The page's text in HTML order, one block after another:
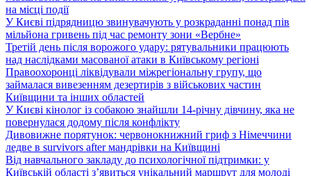
на місці події
У Києві підрядницю звинувачують у розкраданні понад пів
мільйона гривень під час ремонту зони «Вербне»
Третій день після ворожого удару: рятувальники працюють
над наслідками масованої атаки в Київському регіоні
Правоохоронці ліквідували міжрегіональну групу, що
займалася вивезенням дезертирів з військових частин
Київщини та інших областей
У Києві кінолог із собакою знайшли 14-річну дівчину, яка не
повернулася додому після конфлікту
Дивовижне порятунок: червонокнижний гриф з Німеччини
ледве в survivors after мандрівки на Київщині
Від навчального закладу до психологічної підтримки: у
Київській області з’явиться унікальний маршрут для молоді